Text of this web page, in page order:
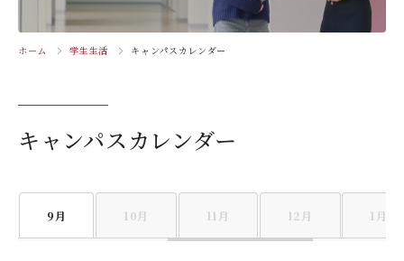
じ
る
卒業生の方へ
保護者の方へ
お知らせ
キャンパスマップ・施設紹介
教育理念・学則
採用情報
デジタルパンフレット
家政学部
人間科学部
児童・幼児教育学科（旧 人間発達学科 人間発達
子ども健康学科
専攻科
子ども健康学専攻
奨学金
学生サポート
就職対策講座・ガイダンス
就職・キャリア支援
北九州市の企業情報・求人情報
就職なんでも相談窓口
入試日程・科目
出願方法
オープンキャンパス
WEB相談会
交通アクセス
施設・設備360°ストリートビュー
ホーム 学生生活 キャンパスカレンダー
キャンパスカレンダー
9月 10月 11月 12月 1月